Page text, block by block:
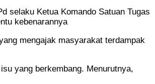
selaku Ketua Komando Satuan Tugas
kebenarannya
mengajak masyarakat terdampak
yang berkembang. Menurutnya,